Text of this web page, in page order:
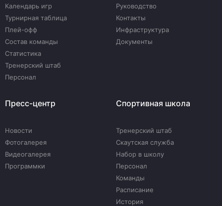
Календарь игр
Турнирная таблица
Плей-офф
Состав команды
Статистика
Тренерский штаб
Персонал
Руководство
Контакты
Инфраструктура
Документы
Пресс-центр
Новости
Фотогалерея
Видеогалерея
Программки
Спортивная школа
Тренерский штаб
Скаутская служба
Набор в школу
Персонал
Команды
Расписание
История